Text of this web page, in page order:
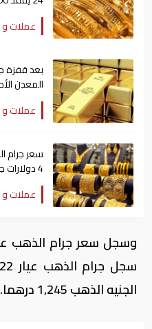
عملات
بعد قفزة
المعدن
عملات
سعر جرام
4 دولارات جدد
عملات
الجنيه الذهب 1,245 درهما.